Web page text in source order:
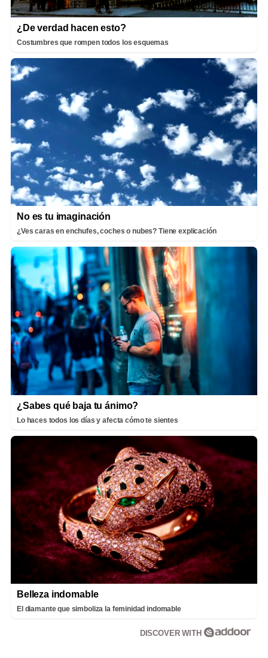
¿De verdad hacen esto?
Costumbres que rompen todos los esquemas
No es tu imaginación
¿Ves caras en enchufes, coches o nubes? Tiene explicación
¿Sabes qué baja tu ánimo?
Lo haces todos los días y afecta cómo te sientes
Belleza indomable
El diamante que simboliza la feminidad indomable
DISCOVER WITH